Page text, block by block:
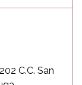
C.C. San